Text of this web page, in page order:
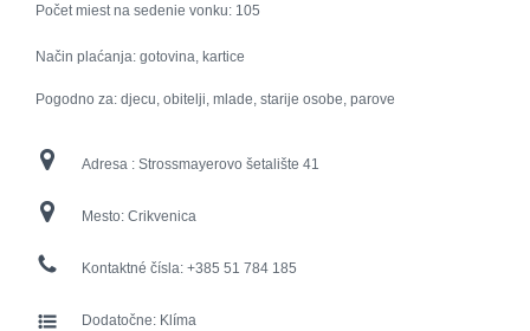
Počet miest na sedenie vonku: 105
Način plaćanja: gotovina, kartice
Pogodno za: djecu, obitelji, mlade, starije osobe, parove
Adresa : Strossmayerovo šetalište 41
Mesto: Crikvenica
Kontaktné čísla: +385 51 784 185
Dodatočne: Klíma